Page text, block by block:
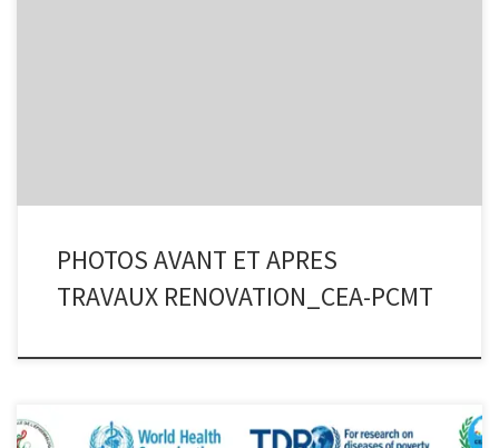
PHOTOS AVANT ET APRES
TRAVAUX RENOVATION_CEA-PCMT